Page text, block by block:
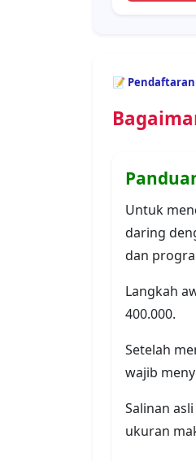
Salinan
KTP
Akte
Kartu
Surat
KTP
benar,
proses